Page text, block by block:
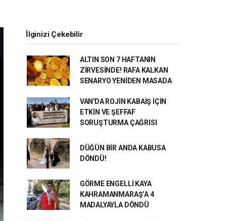
İlginizi Çekebilir
ALTIN SON 7 HAFTANIN
ZİRVESİNDE! RAFA KALKAN
SENARYO YENİDEN MASADA
VAN'DA ROJİN KABAİŞ İÇİN
ETKİN VE ŞEFFAF
SORUŞTURMA ÇAĞRISI
DÜĞÜN BİR ANDA KABUSA
DÖNDÜ!
GÖRME ENGELLİ KAYA
KAHRAMANMARAŞ’A 4
MADALYAYLA DÖNDÜ